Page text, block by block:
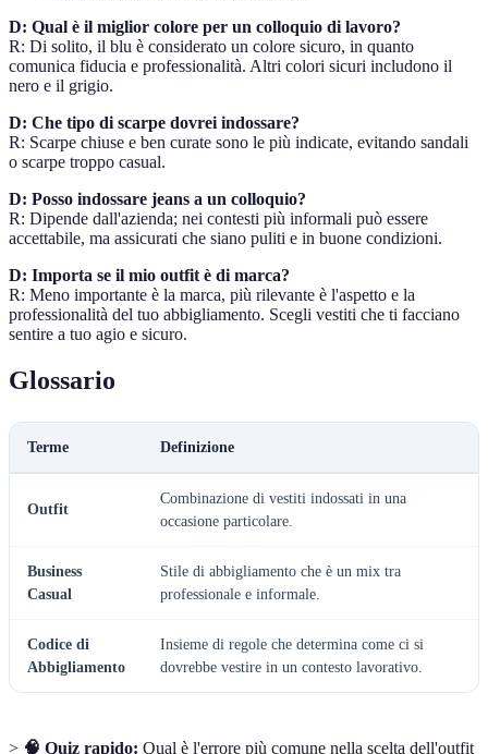
D: Qual è il miglior colore per un colloquio di lavoro?
R: Di solito, il blu è considerato un colore sicuro, in quanto
comunica fiducia e professionalità. Altri colori sicuri includono il
nero e il grigio.
D: Che tipo di scarpe dovrei indossare?
R: Scarpe chiuse e ben curate sono le più indicate, evitando sandali
o scarpe troppo casual.
D: Posso indossare jeans a un colloquio?
R: Dipende dall'azienda; nei contesti più informali può essere
accettabile, ma assicurati che siano puliti e in buone condizioni.
D: Importa se il mio outfit è di marca?
R: Meno importante è la marca, più rilevante è l'aspetto e la
professionalità del tuo abbigliamento. Scegli vestiti che ti facciano
sentire a tuo agio e sicuro.
Glossario
Terme Definizione
Outfit
Combinazione di vestiti indossati in una
occasione particolare.
Business
Casual
Stile di abbigliamento che è un mix tra
professionale e informale.
Codice di
Abbigliamento
Insieme di regole che determina come ci si
dovrebbe vestire in un contesto lavorativo.
> 🧠 Quiz rapido: Qual è l'errore più comune nella scelta dell'outfit